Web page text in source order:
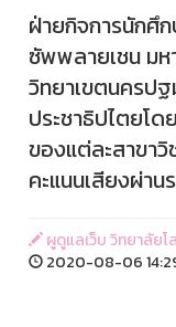
ฝ่ายกิจการนักศึ
ซัพพลายเชน ม
วิทยาเขตนครป
ประชาธิปไตยโด
ของแต่ละสาขา
คะแนนเสียงผ่าน
ผูดูแลเว็บ วิทยาลัย
2020-08-06